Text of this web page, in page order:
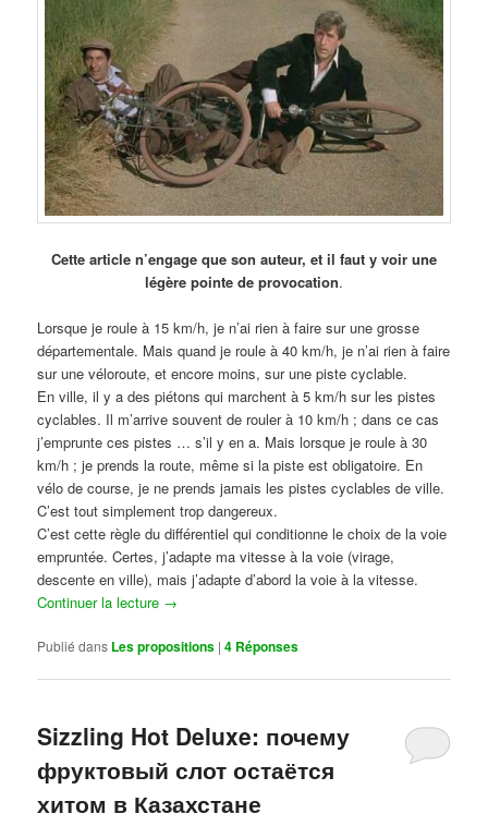
Cette article n’engage que son auteur, et il faut y voir une
légère pointe de provocation.
Lorsque je roule à 15 km/h, je n’ai rien à faire sur une grosse
départementale. Mais quand je roule à 40 km/h, je n’ai rien à faire
sur une véloroute, et encore moins, sur une piste cyclable.
En ville, il y a des piétons qui marchent à 5 km/h sur les pistes
cyclables. Il m’arrive souvent de rouler à 10 km/h ; dans ce cas
j’emprunte ces pistes … s’il y en a. Mais lorsque je roule à 30
km/h ; je prends la route, même si la piste est obligatoire. En
vélo de course, je ne prends jamais les pistes cyclables de ville.
C’est tout simplement trop dangereux.
C’est cette règle du différentiel qui conditionne le choix de la voie
empruntée. Certes, j’adapte ma vitesse à la voie (virage,
descente en ville), mais j’adapte d’abord la voie à la vitesse.
Continuer la lecture →
Publié dans Les propositions |4 Réponses
Sizzling Hot Deluxe: почему
фруктовый слот остаётся
хитом в Казахстане